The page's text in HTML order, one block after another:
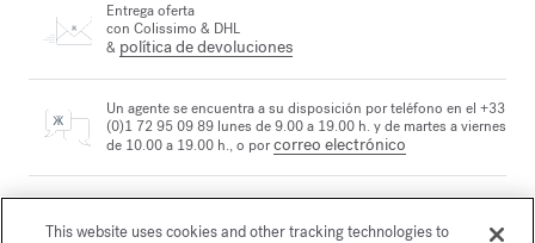
Entrega oferta
con Colissimo & DHL
& política de devoluciones
Un agente se encuentra a su disposición por teléfono en el +33
(0)1 72 95 09 89 lunes de 9.00 a 19.00 h. y de martes a viernes
de 10.00 a 19.00 h., o porcorreo electrónico
Pago seguro
This website uses cookies and other tracking technologies to